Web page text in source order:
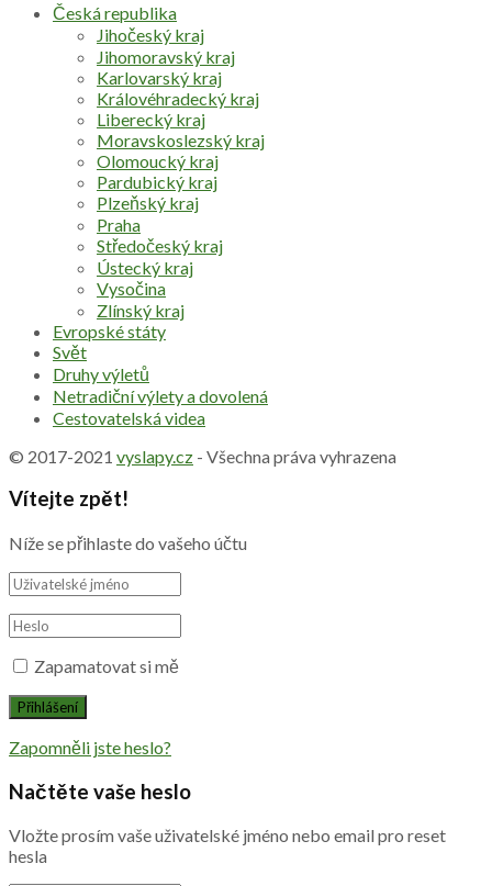
Česká republika
Jihočeský kraj
Jihomoravský kraj
Karlovarský kraj
Královéhradecký kraj
Liberecký kraj
Moravskoslezský kraj
Olomoucký kraj
Pardubický kraj
Plzeňský kraj
Praha
Středočeský kraj
Ústecký kraj
Vysočina
Zlínský kraj
Evropské státy
Svět
Druhy výletů
Netradiční výlety a dovolená
Cestovatelská videa
© 2017-2021 vyslapy.cz - Všechna práva vyhrazena
Vítejte zpět!
Níže se přihlaste do vašeho účtu
Zapamatovat si mě
Zapomněli jste heslo?
Načtěte vaše heslo
Vložte prosím vaše uživatelské jméno nebo email pro reset
hesla